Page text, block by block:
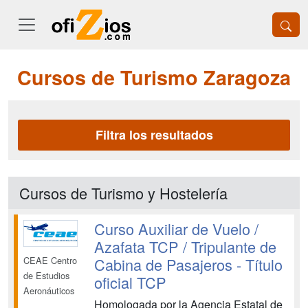
Cursos de Turismo Zaragoza
Filtra los resultados
Cursos de Turismo y Hostelería
CEAE Centro
de Estudios
Aeronáuticos
Curso Auxiliar de Vuelo /
Azafata TCP / Tripulante de
Cabina de Pasajeros - Título
oficial TCP
Homologada por la Agencia Estatal de